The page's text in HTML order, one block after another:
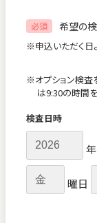
必須 希望の
※申込いただく日
※オプション検査
は9:30の時間を
検査日時
年
曜日